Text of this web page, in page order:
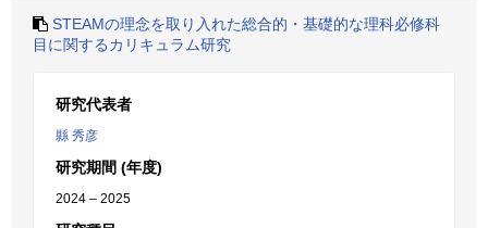
STEAMの理念を取り入れた総合的・基礎的な理科必修科
目に関するカリキュラム研究
研究代表者
縣 秀彦
研究期間 (年度)
2024 – 2025